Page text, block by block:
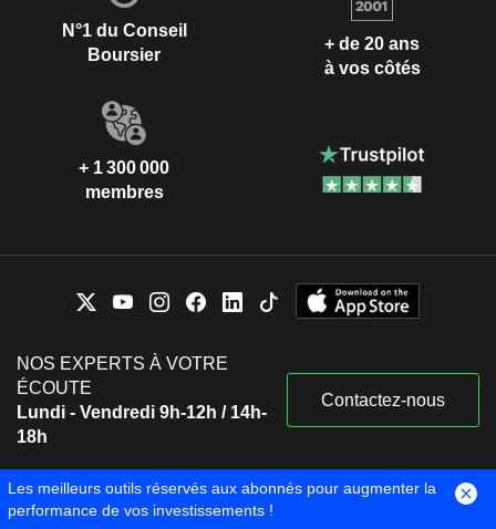
N°1 du Conseil
Boursier
+ de 20 ans
à vos côtés
+ 1 300 000
membres
NOS EXPERTS À VOTRE
ÉCOUTE
Lundi - Vendredi 9h-12h / 14h-
18h
Contactez-nous
Les meilleurs outils réservés aux abonnés pour augmenter la
performance de vos investissements !